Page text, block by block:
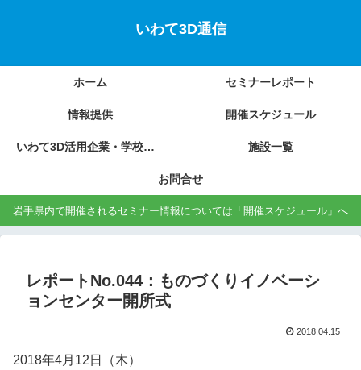
いわて3D通信
ホーム セミナーレポート
情報提供 開催スケジュール
いわて3D活用企業・学校の紹介 施設一覧
お問合せ
岩手県内で開催されるセミナー情報については「開催スケジュール」へ
レポートNo.044：ものづくりイノベーシ
ョンセンター開所式
2018.04.15
2018年4月12日（木）